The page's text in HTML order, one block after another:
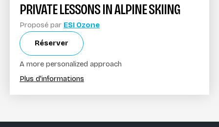
PRIVATE LESSONS IN ALPINE SKIING
Proposé par ESI Ozone
Réserver
A more personalized approach
Plus d'informations